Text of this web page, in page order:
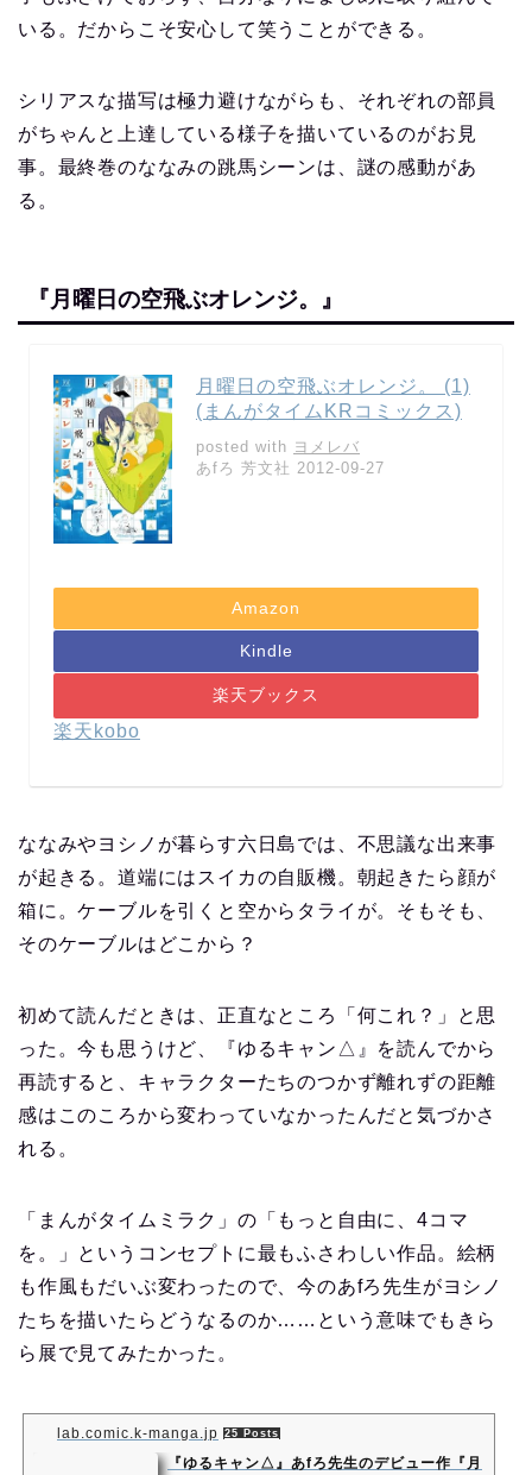
いる。だからこそ安心して笑うことができる。
シリアスな描写は極力避けながらも、それぞれの部員
がちゃんと上達している様子を描いているのがお見
事。最終巻のななみの跳馬シーンは、謎の感動があ
る。
『月曜日の空飛ぶオレンジ。』
月曜日の空飛ぶオレンジ。 (1)
(まんがタイムKRコミックス)
posted with ヨメレバ
あfろ 芳文社 2012-09-27
Amazon
Kindle
楽天ブックス
楽天kobo
ななみやヨシノが暮らす六日島では、不思議な出来事
が起きる。道端にはスイカの自販機。朝起きたら顔が
箱に。ケーブルを引くと空からタライが。そもそも、
そのケーブルはどこから？
初めて読んだときは、正直なところ「何これ？」と思
った。今も思うけど、『ゆるキャン△』を読んでから
再読すると、キャラクターたちのつかず離れずの距離
感はこのころから変わっていなかったんだと気づかさ
れる。
「まんがタイムミラク」の「もっと自由に、4コマ
を。」というコンセプトに最もふさわしい作品。絵柄
も作風もだいぶ変わったので、今のあfろ先生がヨシノ
たちを描いたらどうなるのか……という意味でもきら
ら展で見てみたかった。
lab.comic.k-manga.jp 25 Posts
『ゆるキャン△』あfろ先生のデビュー作『月